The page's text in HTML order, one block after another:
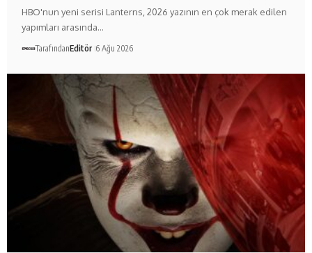
HBO'nun yeni serisi Lanterns, 2026 yazının en çok merak edilen
yapımları arasında…
TarafındanEditör 6 Ağu 2026